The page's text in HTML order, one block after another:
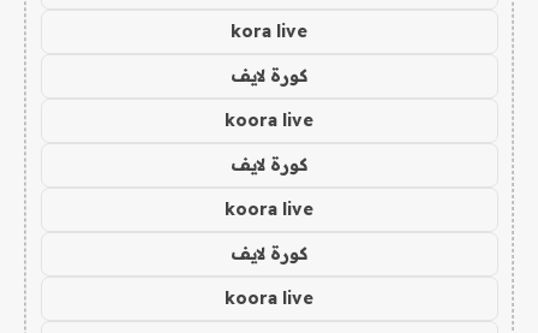
kora live
كورة لايف
koora live
كورة لايف
koora live
كورة لايف
koora live